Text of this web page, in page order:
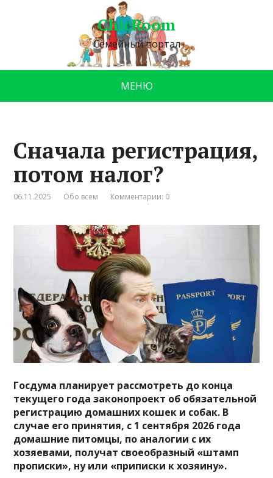
ChicRoom
Семейный портал
МЕНЮ
Сначала регистрация,
потом налог?
06.11.2025 Обо всем Комментарии: 0
Госдума планирует рассмотреть до конца
текущего года законопроект об обязательной
регистрацию домашних кошек и собак. В
случае его принятия, с 1 сентября 2026 года
домашние питомцы, по аналогии с их
хозяевами, получат своеобразный «штамп
прописки», ну или «приписки к хозяину».